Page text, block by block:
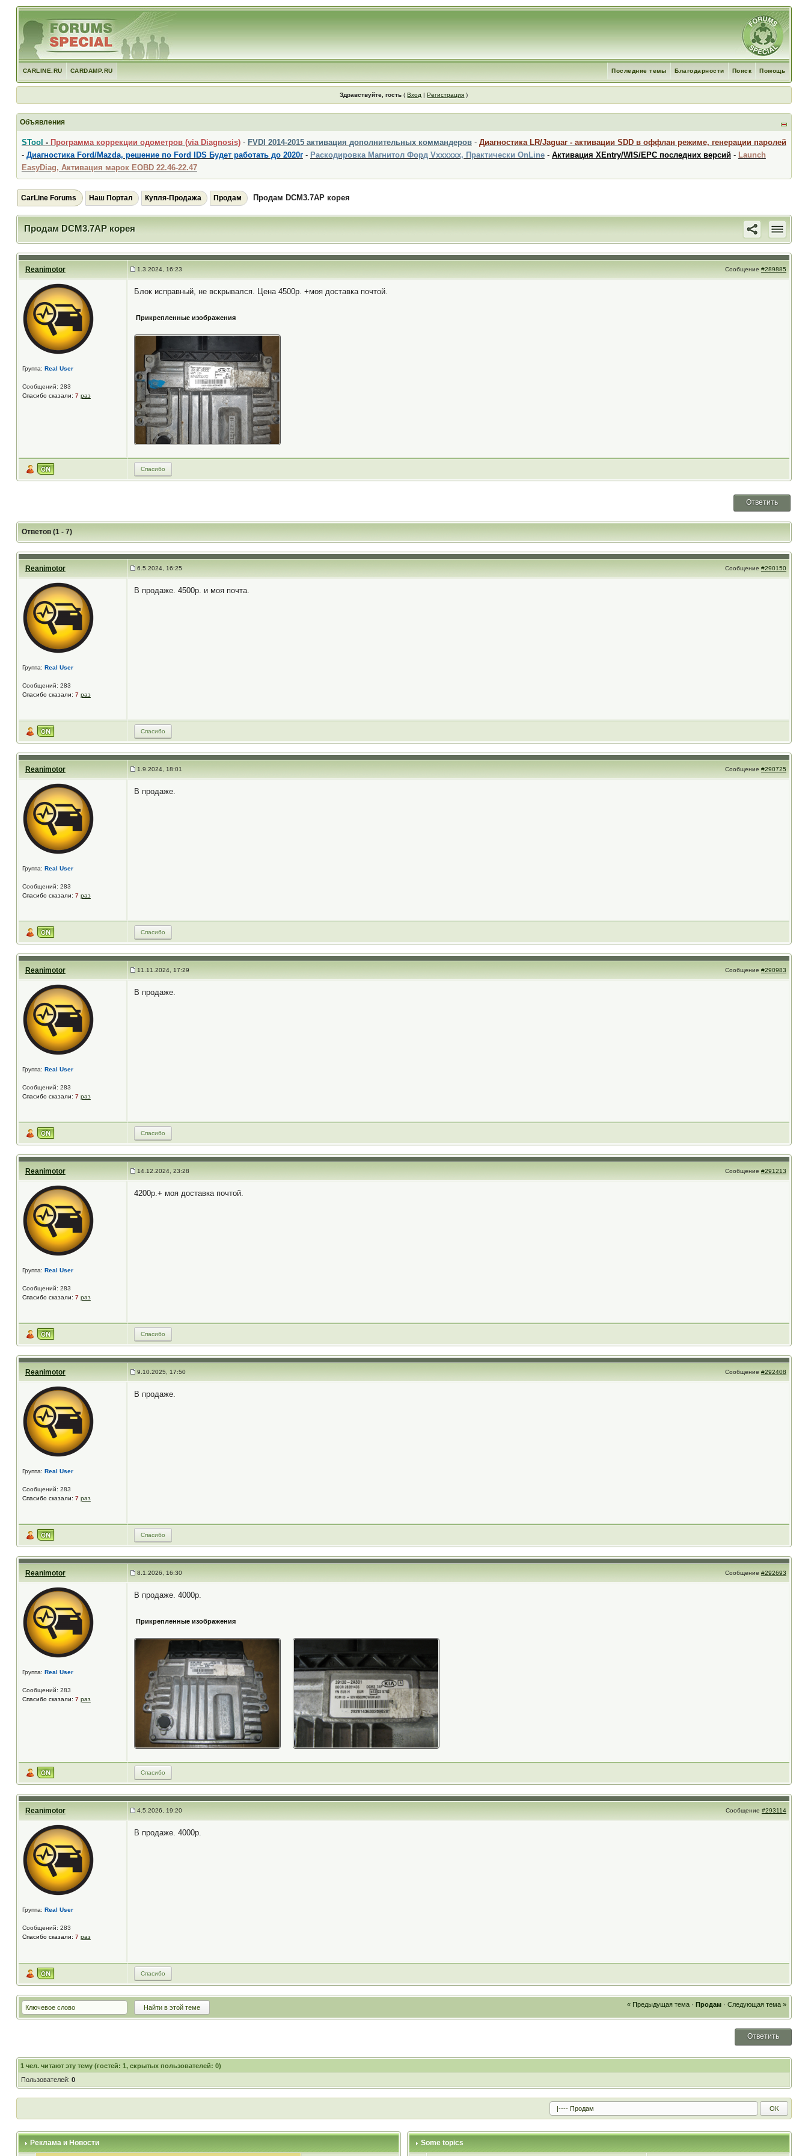
CARLINE.RU CARDAMP.RU Помощь
Поиск
Благодарности
Последние темы
Здравствуйте, гость (Вход |Регистрация )
Объявления
STool - Программа коррекции одометров (via Diagnosis)- FVDI 2014-2015 активация дополнительных коммандеров- Диагностика LR/Jaguar - активации SDD в оффлан режиме, генерации паролей
- Диагностика Ford/Mazda, решение по Ford IDS Будет работать до 2020г- Раскодировка Магнитол Форд Vxxxxxx, Практически OnLine- Активация XEntry/WIS/EPC последних версий- Launch
EasyDiag, Активация марок EOBD 22.46-22.47
CarLine Forums Наш Портал Купля-Продажа Продам Продам DCM3.7AP корея
Продам DCM3.7AP корея
Reanimotor 1.3.2024, 16:23 Сообщение #289885
Группа: Real User
Сообщений: 283
Спасибо сказали: 7 раз
Блок исправный, не вскрывался. Цена 4500р. +моя доставка почтой.
Прикрепленные изображения
Спасибо
Ответить
Ответов (1 - 7)
Reanimotor 6.5.2024, 16:25 Сообщение #290150
Группа: Real User
Сообщений: 283
Спасибо сказали: 7 раз
В продаже. 4500р. и моя почта.
Спасибо
Reanimotor 1.9.2024, 18:01 Сообщение #290725
Группа: Real User
Сообщений: 283
Спасибо сказали: 7 раз
В продаже.
Спасибо
Reanimotor 11.11.2024, 17:29 Сообщение #290983
Группа: Real User
Сообщений: 283
Спасибо сказали: 7 раз
В продаже.
Спасибо
Reanimotor 14.12.2024, 23:28 Сообщение #291213
Группа: Real User
Сообщений: 283
Спасибо сказали: 7 раз
4200р.+ моя доставка почтой.
Спасибо
Reanimotor 9.10.2025, 17:50 Сообщение #292408
Группа: Real User
Сообщений: 283
Спасибо сказали: 7 раз
В продаже.
Спасибо
Reanimotor 8.1.2026, 16:30 Сообщение #292693
Группа: Real User
Сообщений: 283
Спасибо сказали: 7 раз
В продаже. 4000р.
Прикрепленные изображения
Спасибо
Reanimotor 4.5.2026, 19:20 Сообщение #293114
Группа: Real User
Сообщений: 283
Спасибо сказали: 7 раз
В продаже. 4000р.
Спасибо
« Предыдущая тема ·Продам ·Следующая тема »
Ответить
1 чел. читают эту тему (гостей: 1, скрытых пользователей: 0)
Пользователей: 0
Реклама и Новости Some topics